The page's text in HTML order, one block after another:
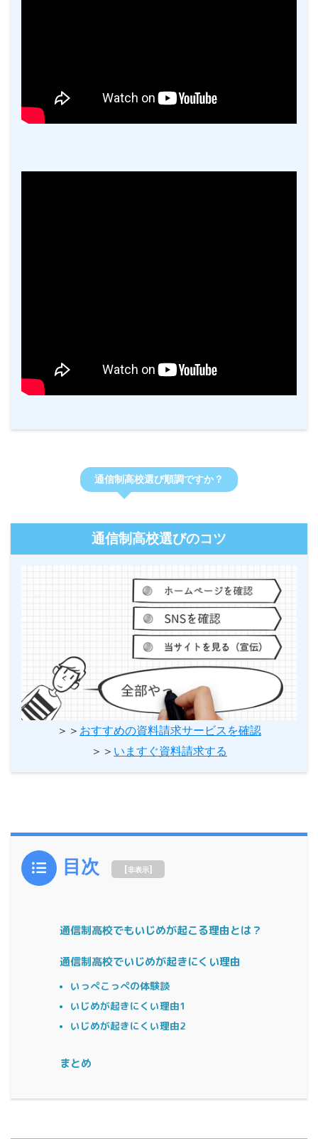
通信制高校選び順調ですか？
通信制高校選びのコツ
＞＞ おすすめの資料請求サービスを確認
＞＞ いますぐ資料請求する
目次 [非表示]
通信制高校でもいじめが起こる理由とは？
通信制高校でいじめが起きにくい理由
いっぺこっぺの体験談
いじめが起きにくい理由1
いじめが起きにくい理由2
まとめ